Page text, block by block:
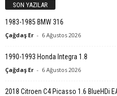
SON YAZILAR
1983-1985 BMW 316
Çağdaş Er - 6 Ağustos 2026
1990-1993 Honda Integra 1.8
Çağdaş Er - 6 Ağustos 2026
2018 Citroen C4 Picasso 1.6 BlueHDi